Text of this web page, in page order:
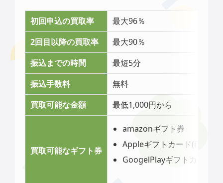
初回申込の買取率
最大96％
2回目以降の買取率
最大90％
振込までの時間
最短5分
振込手数料
無料
買取可能な金額
最低1,000円から
買取可能なギフト券
amazonギフト券
Appleギフトカード(iTunes
GoogelPlayギフトカード